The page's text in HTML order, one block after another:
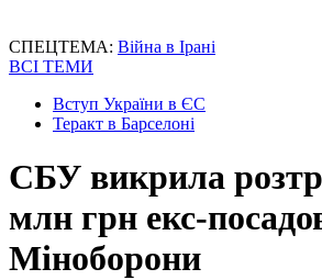
СПЕЦТЕМА: Війна в Ірані
ВСІ ТЕМИ
Вступ України в ЄС
Теракт в Барселоні
СБУ викрила
млн грн екс-
Міноборони